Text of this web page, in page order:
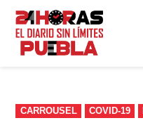
Saltar
contenido
PUBLICADO
EN
CARROUSEL COVID-19